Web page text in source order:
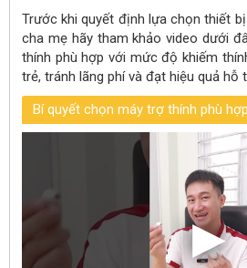
Trước khi quyết định lựa chọn thiết
cha mẹ hãy tham khảo video dưới
thính phù hợp với mức độ khiếm
trẻ, tránh lãng phí và đạt hiệu quả hỗ
Bí quyết chọn máy trợ thính phù hợp